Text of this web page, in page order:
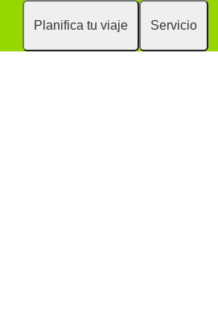
Planifica tu viaje Servicio